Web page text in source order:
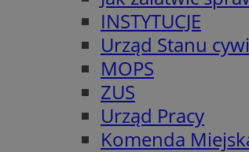
INSTYTUCJE
Urząd Stanu
MOPS
ZUS
Urząd Pracy
Komenda